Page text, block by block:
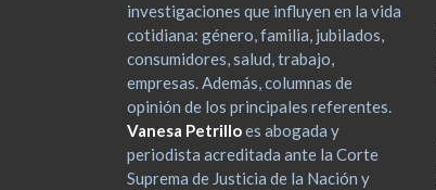
investigaciones que influyen en la vida
cotidiana: género, familia, jubilados,
consumidores, salud, trabajo,
empresas. Además, columnas de
opinión de los principales referentes.
Vanesa Petrilloes abogada y
periodista acreditada ante la Corte
Suprema de Justicia de la Nación y